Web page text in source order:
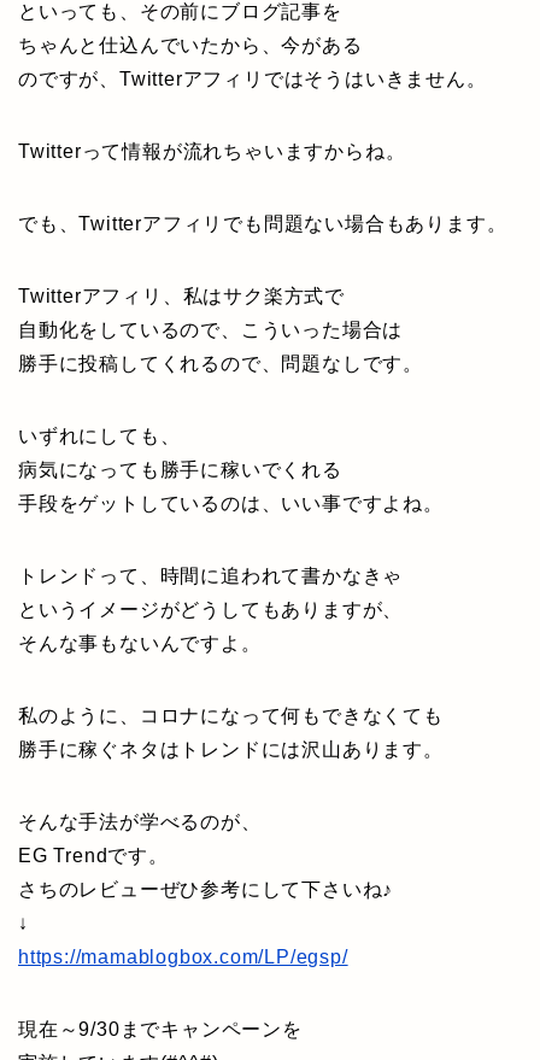
といっても、その前にブログ記事を
ちゃんと仕込んでいたから、今がある
のですが、Twitterアフィリではそうはいきません。
Twitterって情報が流れちゃいますからね。
でも、Twitterアフィリでも問題ない場合もあります。
Twitterアフィリ、私はサク楽方式で
自動化をしているので、こういった場合は
勝手に投稿してくれるので、問題なしです。
いずれにしても、
病気になっても勝手に稼いでくれる
手段をゲットしているのは、いい事ですよね。
トレンドって、時間に追われて書かなきゃ
というイメージがどうしてもありますが、
そんな事もないんですよ。
私のように、コロナになって何もできなくても
勝手に稼ぐネタはトレンドには沢山あります。
そんな手法が学べるのが、
EG Trendです。
さちのレビューぜひ参考にして下さいね♪
↓
https://mamablogbox.com/LP/egsp/
現在～9/30までキャンペーンを